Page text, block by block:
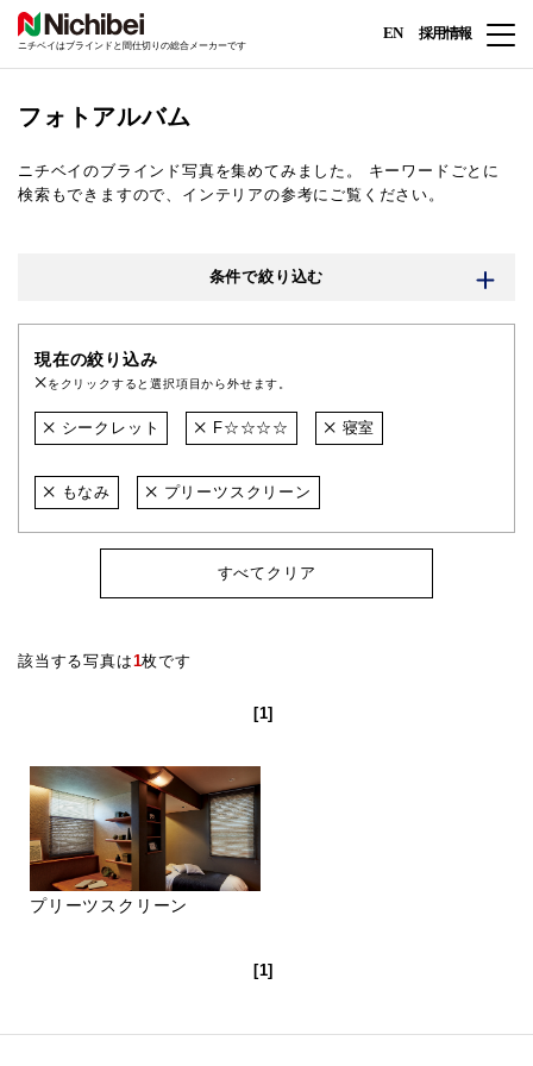
ニチベイはブラインドと間仕切りの総合メーカーです
EN 採用情報
フォトアルバム
ニチベイのブラインド写真を集めてみました。
キーワードごとに
検索もできますので、インテリアの参考にご覧ください。
条件で絞り込む
現在の絞り込み
をクリックすると選択項目から外せます。
シークレット F☆☆☆☆ 寝室
もなみ プリーツスクリーン
すべてクリア
該当する写真は1枚です
[1]
プリーツスクリーン
[1]